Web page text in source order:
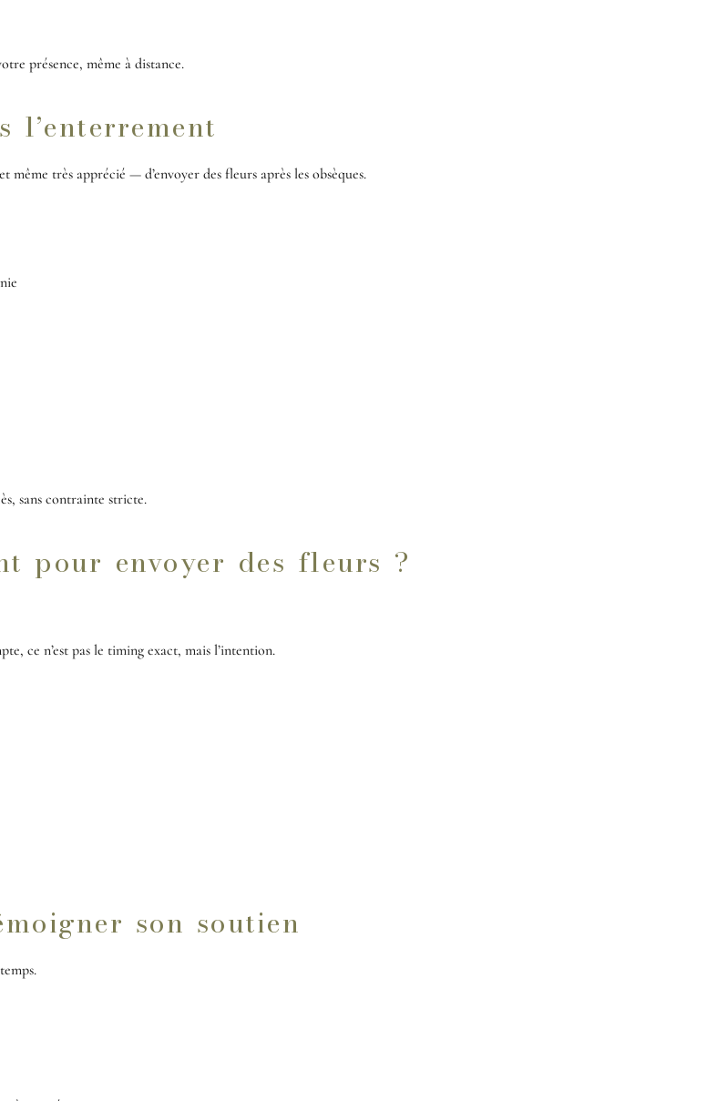
présence, même à distance.
l’enterrement
très apprécié — d’envoyer des fleurs après les obsèques.
sans contrainte stricte.
pour envoyer des fleurs ?
ce n’est pas le timing exact, mais l’intention.
son soutien